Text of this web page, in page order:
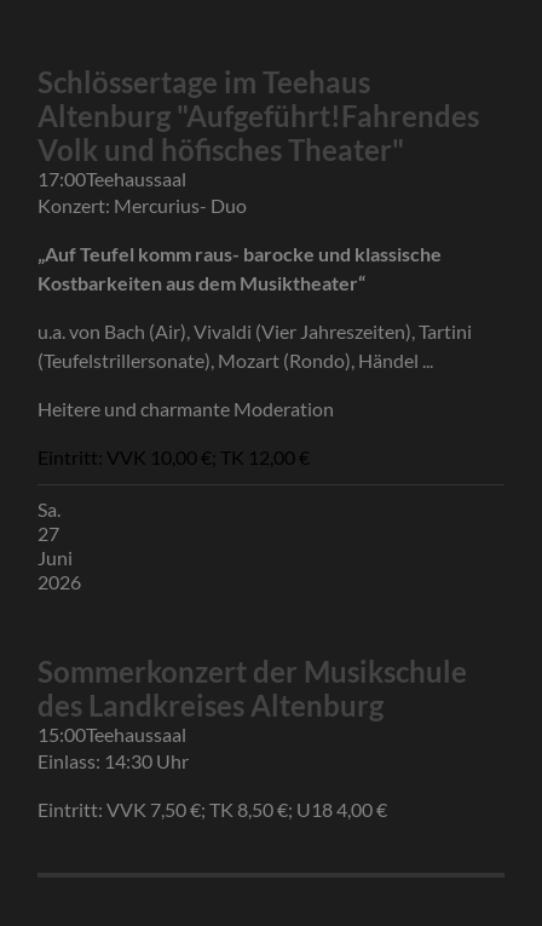
Schlössertage im Teehaus
Altenburg "Aufgeführt!Fahrendes
Volk und höfisches Theater"
17:00Teehaussaal
Konzert: Mercurius- Duo
„Auf Teufel komm raus- barocke und klassische
Kostbarkeiten aus dem Musiktheater“
u.a. von Bach (Air), Vivaldi (Vier Jahreszeiten), Tartini
(Teufelstrillersonate), Mozart (Rondo), Händel ...
Heitere und charmante Moderation
Eintritt: VVK 10,00 €; TK 12,00 €
Sa.
27
Juni
2026
Sommerkonzert der Musikschule
des Landkreises Altenburg
15:00Teehaussaal
Einlass: 14:30 Uhr
Eintritt: VVK 7,50 €; TK 8,50 €; U18 4,00 €